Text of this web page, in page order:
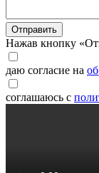
Отправить
Нажав кнопку
даю согласие на
соглашаюсь с